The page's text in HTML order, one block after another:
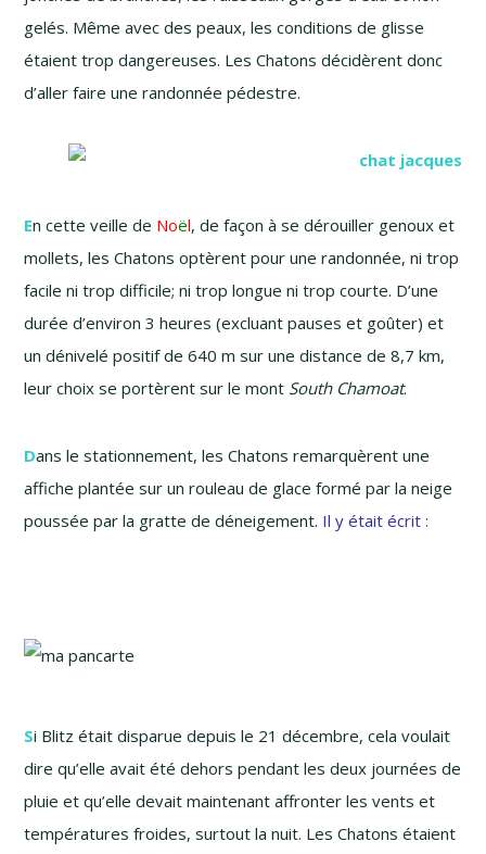
gelés. Même avec des peaux, les conditions de glisse
étaient trop dangereuses. Les Chatons décidèrent donc
d’aller faire une randonnée pédestre.
En cette veille de Noël, de façon à se dérouiller genoux et
mollets, les Chatons optèrent pour une randonnée, ni trop
facile ni trop difficile; ni trop longue ni trop courte. D’une
durée d’environ 3 heures (excluant pauses et goûter) et
un dénivelé positif de 640 m sur une distance de 8,7 km,
leur choix se portèrent sur le mont South Chamoat.
Dans le stationnement, les Chatons remarquèrent une
affiche plantée sur un rouleau de glace formé par la neige
poussée par la gratte de déneigement. Il y était écrit :
Si Blitz était disparue depuis le 21 décembre, cela voulait
dire qu’elle avait été dehors pendant les deux journées de
pluie et qu’elle devait maintenant affronter les vents et
températures froides, surtout la nuit. Les Chatons étaient